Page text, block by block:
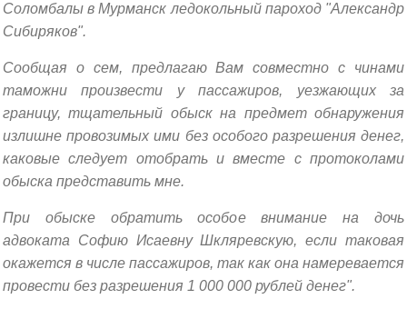
Соломбалы в Мурманск ледокольный пароход "Александр
Сибиряков".
Сообщая о сем, предлагаю Вам совместно с чинами
таможни произвести у пассажиров, уезжающих за
границу, тщательный обыск на предмет обнаружения
излишне провозимых ими без особого разрешения денег,
каковые следует отобрать и вместе с протоколами
обыска представить мне.
При обыске обратить особое внимание на дочь
адвоката Софию Исаевну Шкляревскую, если таковая
окажется в числе пассажиров, так как она намеревается
провести без разрешения 1 000 000 рублей денег".